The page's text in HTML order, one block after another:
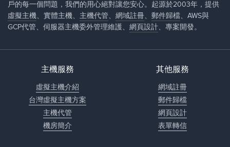
戶的每一個問題，我們的用心絕對讓您安心。起源於2003年，提供
虛擬主機、實體主機、 主機代管、 網域註冊、 郵件歸檔、AWS與
GCP代管、伺服器主機委外管理維護、 網頁設計、專案開發。
主機服務
虛擬主機介紹
台灣虛擬主機方案
主機代管
機房簡介
其他服務
網域註冊
郵件歸檔
網頁設計
表單轉信